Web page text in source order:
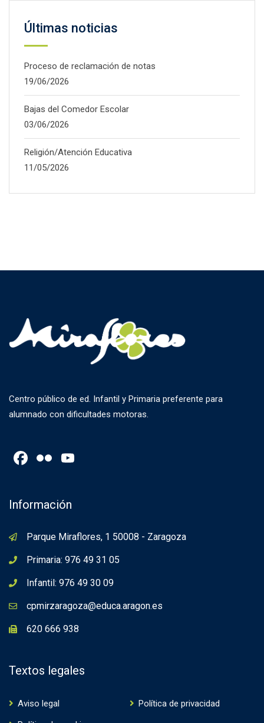
Últimas noticias
Proceso de reclamación de notas
19/06/2026
Bajas del Comedor Escolar
03/06/2026
Religión/Atención Educativa
11/05/2026
Centro público de ed. Infantil y Primaria preferente para
alumnado con dificultades motoras.
Facebook
Flickr
Información
Parque Miraflores, 1 50008 - Zaragoza
Primaria: 976 49 31 05
Infantil: 976 49 30 09
cpmirzaragoza@educa.aragon.es
620 666 938
Textos legales
Aviso legal
Política de privacidad